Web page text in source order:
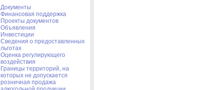
Документы
Финансовая поддержка
Проекты документов
Объявления
Инвестиции
Сведения о предоставленных
льготах
Оценка регулирующего
воздействия
Границы территорий, на
которых не допускается
розничная продажа